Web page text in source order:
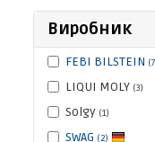
Виробник
FEBI BILSTEIN
LIQUI MOLY (3)
Solgy (1)
SWAG (2)